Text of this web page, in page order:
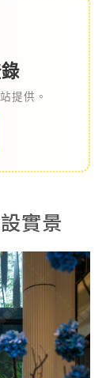
提供。
實景